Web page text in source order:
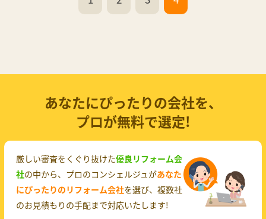
あなたにぴったりの会社を、
プロが無料で選定!
厳しい審査をくぐり抜けた優良リフォーム会
社の中から、プロのコンシェルジュがあなた
にぴったりのリフォーム会社を選び、複数社
のお見積もりの手配まで対応いたします!